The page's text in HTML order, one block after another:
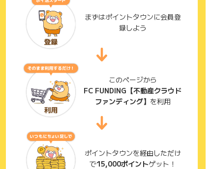
まずはポイントタウンに会員登
録しよう
このページから
FC FUNDING【不動産クラウド
ファンディング】 を利用
ポイントタウンを経由しただけ
で15,000ポイントゲット！